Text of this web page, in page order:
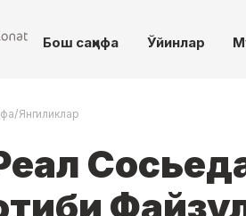
Бош саҳифа Ўйинлар
/Янгиликлар